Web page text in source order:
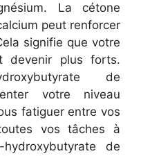
La cétone
peut renforcer
signifie que votre
devenir plus forts.
de
votre niveau
fatiguer entre vos
vos tâches à
de